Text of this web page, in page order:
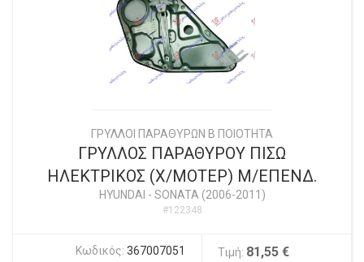
ΓΡΥΛΛΟΙ ΠΑΡΑΘΥΡΩΝ Β ΠΟΙΟΤΗΤΑ
ΓΡΥΛΛΟΣ ΠΑΡΑΘΥΡΟΥ ΠΙΣΩ
ΗΛΕΚΤΡΙΚΟΣ (X/ΜΟΤΕΡ) Μ/ΕΠΕΝΔ.
HYUNDAI - SONATA (2006-2011)
#122348
Κωδικός: 367007051 Τιμή: 81,55 €